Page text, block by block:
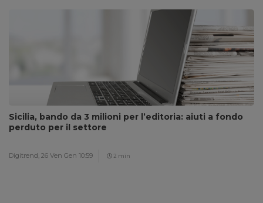
Sicilia, bando da 3 milioni per l’editoria: aiuti a fondo
perduto per il settore
Digitrend, 26 Ven Gen 10:59 2 min